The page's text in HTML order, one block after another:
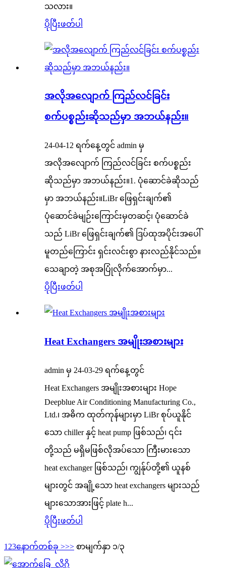
သလား။
ပိုပြီးဖတ်ပါ
အလိုအလျောက် ကြည်လင်ခြင်း
စက်ပစ္စည်းဆိုသည်မှာ အဘယ်နည်း။
24-04-12 ရက်နေ့တွင် admin မှ
အလိုအလျောက် ကြည်လင်ခြင်း စက်ပစ္စည်း
ဆိုသည်မှာ အဘယ်နည်း။1. ပုံဆောင်ခဲဆိုသည်
မှာ အဘယ်နည်း။LiBr ဖြေရှင်းချက်၏
ပုံဆောင်ခဲမျဉ်းကြောင်းမှတဆင့်၊ ပုံဆောင်ခဲ
သည် LiBr ဖြေရှင်းချက်၏ ဒြပ်ထုအပိုင်းအပေါ်
မူတည်ကြောင်း ရှင်းလင်းစွာ နားလည်နိုင်သည်။
သေချာတဲ့ အစုအပြုံလိုက်အောက်မှာ...
ပိုပြီးဖတ်ပါ
Heat Exchangers အမျိုးအစားများ
admin မှ 24-03-29 ရက်နေ့တွင်
Heat Exchangers အမျိုးအစားများ Hope
Deepblue Air Conditioning Manufacturing Co.,
Ltd.၊ အဓိက ထုတ်ကုန်များမှာ LiBr စုပ်ယူနိုင်
သော chiller နှင့် heat pump ဖြစ်သည်၊ ၎င်း
တို့သည် မရှိမဖြစ်လိုအပ်သော ကြီးမားသော
heat exchanger ဖြစ်သည်၊ ကျွန်ုပ်တို့၏ ယူနစ်
များတွင် အချို့သော heat exchangers များသည်
များသောအားဖြင့် plate h...
ပိုပြီးဖတ်ပါ
1 23နောက်တစ်ခု >>> စာမျက်နှာ ၁/၃